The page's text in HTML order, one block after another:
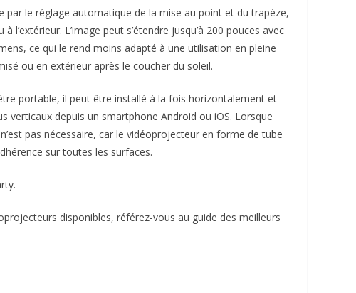
par le réglage automatique de la mise au point et du trapèze,
L’image peut s’étendre jusqu’à 200 pouces avec
ce qui le rend moins adapté à une utilisation en pleine
ou en extérieur après le coucher du soleil.
portable, il peut être installé à la fois horizontalement et
verticaux depuis un smartphone Android ou iOS. Lorsque
pas nécessaire, car le vidéoprojecteur en forme de tube
sur toutes les surfaces.
disponibles, référez-vous au guide des meilleurs